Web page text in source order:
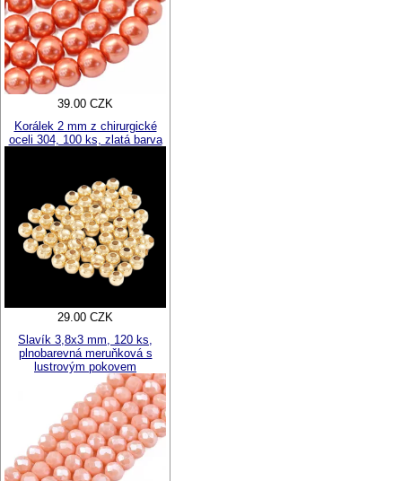
39.00 CZK
Korálek 2 mm z chirurgické
oceli 304, 100 ks, zlatá barva
29.00 CZK
Slavík 3,8x3 mm, 120 ks,
plnobarevná meruňková s
lustrovým pokovem